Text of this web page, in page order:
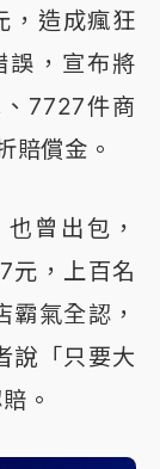
，造成瘋狂
誤，宣布將
7727件商
賠償金。
曾出包，
元，上百名
氣全認，
說「只要大
。